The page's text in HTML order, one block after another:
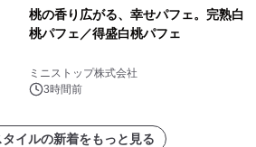
桃の香り広がる、幸せパフェ。完熟白
桃パフェ／得盛白桃パフェ
ミニストップ株式会社
3時間前
イルの新着をもっと見る